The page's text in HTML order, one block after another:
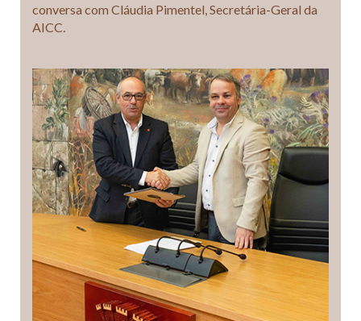
conversa com Cláudia Pimentel, Secretária-Geral da
AICC.